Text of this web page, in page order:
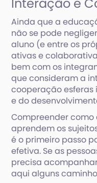
Ainda que a
não se pode
aluno (e entre os
ativas e
bem com os
que consideram a
cooperação
e do
Compreender como
aprendem os
é o primeiro passo
efetiva. Se as
precisa
aqui alguns